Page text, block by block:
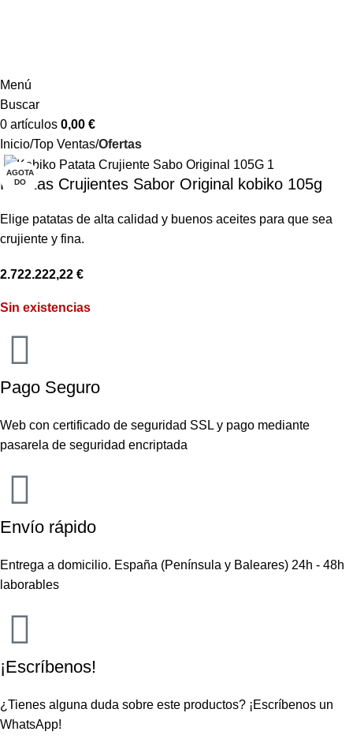
Menú
Buscar
0 artículos 0,00 €
Inicio Top Ventas Ofertas
AGOTA
DO
Patatas Crujientes Sabor Original kobiko 105g
Elige patatas de alta calidad y buenos aceites para que sea
crujiente y fina.
2.722.222,22 €
Sin existencias
Pago Seguro
Web con certificado de seguridad SSL y pago mediante
pasarela de seguridad encriptada
Envío rápido
Entrega a domicilio. España (Península y Baleares) 24h - 48h
laborables
¡Escríbenos!
¿Tienes alguna duda sobre este productos? ¡Escríbenos un
WhatsApp!